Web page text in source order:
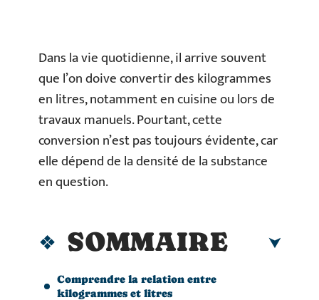
Dans la vie quotidienne, il arrive souvent
que l’on doive convertir des kilogrammes
en litres, notamment en cuisine ou lors de
travaux manuels. Pourtant, cette
conversion n’est pas toujours évidente, car
elle dépend de la densité de la substance
en question.
SOMMAIRE
Comprendre la relation entre
kilogrammes et litres